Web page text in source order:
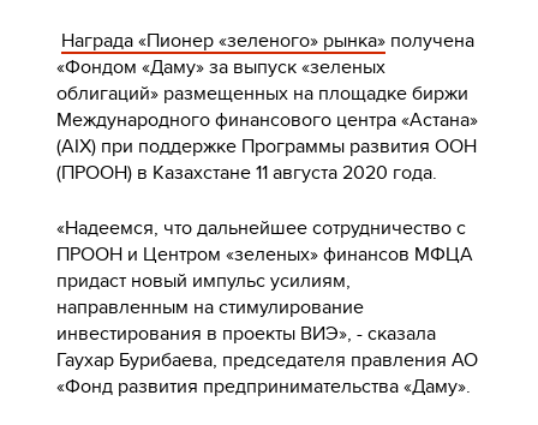
Награда «Пионер «зеленого» рынка» получена
«Фондом «Даму» за выпуск «зеленых
облигаций» размещенных на площадке биржи
Международного финансового центра «Астана»
(AIX) при поддержке Программы развития ООН
(ПРООН) в Казахстане 11 августа 2020 года.
«Надеемся, что дальнейшее сотрудничество с
ПРООН и Центром «зеленых» финансов МФЦА
придаст новый импульс усилиям,
направленным на стимулирование
инвестирования в проекты ВИЭ», - сказала
Гаухар Бурибаева, председателя правления АО
«Фонд развития предпринимательства «Даму».